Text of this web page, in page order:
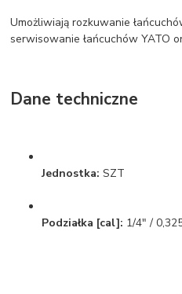
Umożliwiają rozkuwanie
serwisowanie łańcuchów YATO
Dane techniczne
Jednostka: SZT
Podziałka [cal]: 1/4" /